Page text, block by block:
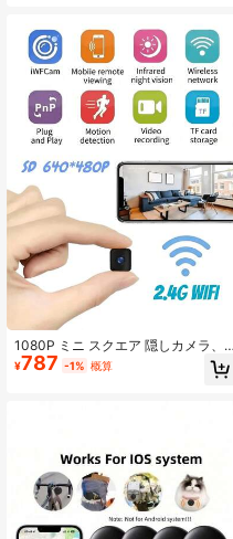
証拠収集に適しています(バッテリー
は含まれていません)
1080P ミニ スクエア 隠しカメラ、
ポータブル ホームセキュリティカメ
ラ、ワイヤレスWiFiカメラ、赤外線
体検知、SDカード対応、ホーム、
車、オフィスなどに適用、屋内外使
用可、オンライン監視対応
¥787 -1% 概算